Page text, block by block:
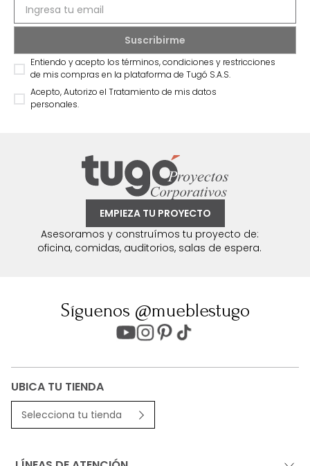
Entiendo y acepto los términos, condiciones y restricciones
de mis compras en la plataforma de Tugó S.A.S.
Acepto, Autorizo el Tratamiento de mis datos
personales.
EMPIEZA TU PROYECTO
Asesoramos y construímos tu proyecto de:
oficina, comidas, auditorios, salas de espera.
Síguenos @mueblestugo
UBICA TU TIENDA
Selecciona tu tienda